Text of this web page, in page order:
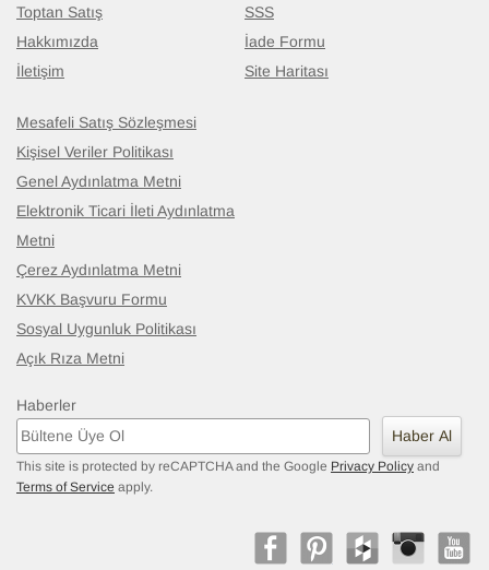
Toptan Satış
Hakkımızda
İletişim
SSS
İade Formu
Site Haritası
Mesafeli Satış Sözleşmesi
Kişisel Veriler Politikası
Genel Aydınlatma Metni
Elektronik Ticari İleti Aydınlatma
Metni
Çerez Aydınlatma Metni
KVKK Başvuru Formu
Sosyal Uygunluk Politikası
Açık Rıza Metni
Haberler
Haber Al
This site is protected by reCAPTCHA and the Google Privacy Policy and
Terms of Service apply.